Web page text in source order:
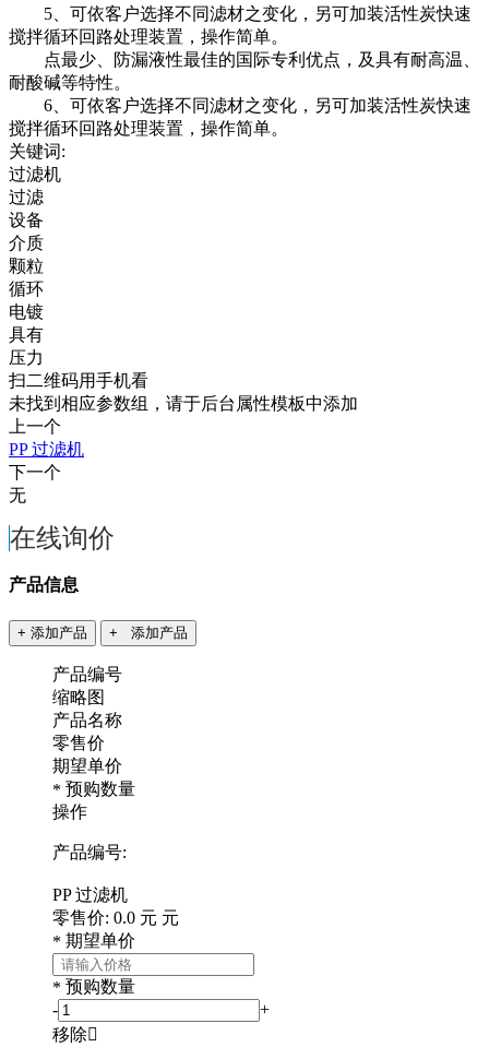
5、可依客户选择不同滤材之变化，另可加装活性炭快速
搅拌循环回路处理装置，操作简单。
点最少、防漏液性最佳的国际专利优点，及具有耐高温、
耐酸碱等特性。
6、可依客户选择不同滤材之变化，另可加装活性炭快速
搅拌循环回路处理装置，操作简单。
关键词:
过滤机
过滤
设备
介质
颗粒
循环
电镀
具有
压力
扫二维码用手机看
未找到相应参数组，请于后台属性模板中添加
上一个
PP 过滤机
下一个
无
在线询价
产品信息
+ 添加产品 + 添加产品
产品编号
缩略图
产品名称
零售价
期望单价
* 预购数量
操作
产品编号:
PP 过滤机
零售价: 0.0 元 元
* 期望单价
* 预购数量
-
+
移除